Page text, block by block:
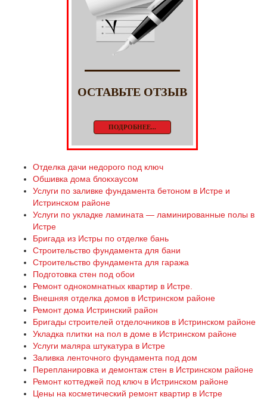
ОСТАВЬТЕ ОТЗЫВ
ПОДРОБНЕЕ...
Отделка дачи недорого под ключ
Обшивка дома блокхаусом
Услуги по заливке фундамента бетоном в Истре и
Истринском районе
Услуги по укладке ламината — ламинированные полы в
Истре
Бригада из Истры по отделке бань
Строительство фундамента для бани
Строительство фундамента для гаража
Подготовка стен под обои
Ремонт однокомнатных квартир в Истре.
Внешняя отделка домов в Истринском районе
Ремонт дома Истринский район
Бригады строителей отделочников в Истринском районе
Укладка плитки на пол в доме в Истринском районе
Услуги маляра штукатура в Истре
Заливка ленточного фундамента под дом
Перепланировка и демонтаж стен в Истринском районе
Ремонт коттеджей под ключ в Истринском районе
Цены на косметический ремонт квартир в Истре